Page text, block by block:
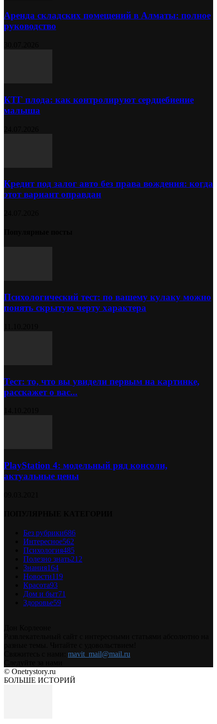
Аренда складских помещений в Алматы: полное
руководство
КТГ плода: как контролируют сердцебиение
малыша
Кредит под залог авто без права вождения: когда
этот вариант оправдан
Психологический тест: по вашему кулаку можно
понять скрытую черту характера
Тест: то, что вы увидели первым на картинке,
расскажет о вас...
PlayStation 4: модельный ряд консоли,
актуальные цены
Без рубрики686
Интересное562
Психология485
Полезно знать212
Знания164
Новости119
Красота93
Дом и быт71
Здоровье59
mavit_mail@mail.ru
© Onetrystory.ru
БОЛЬШЕ ИСТОРИЙ